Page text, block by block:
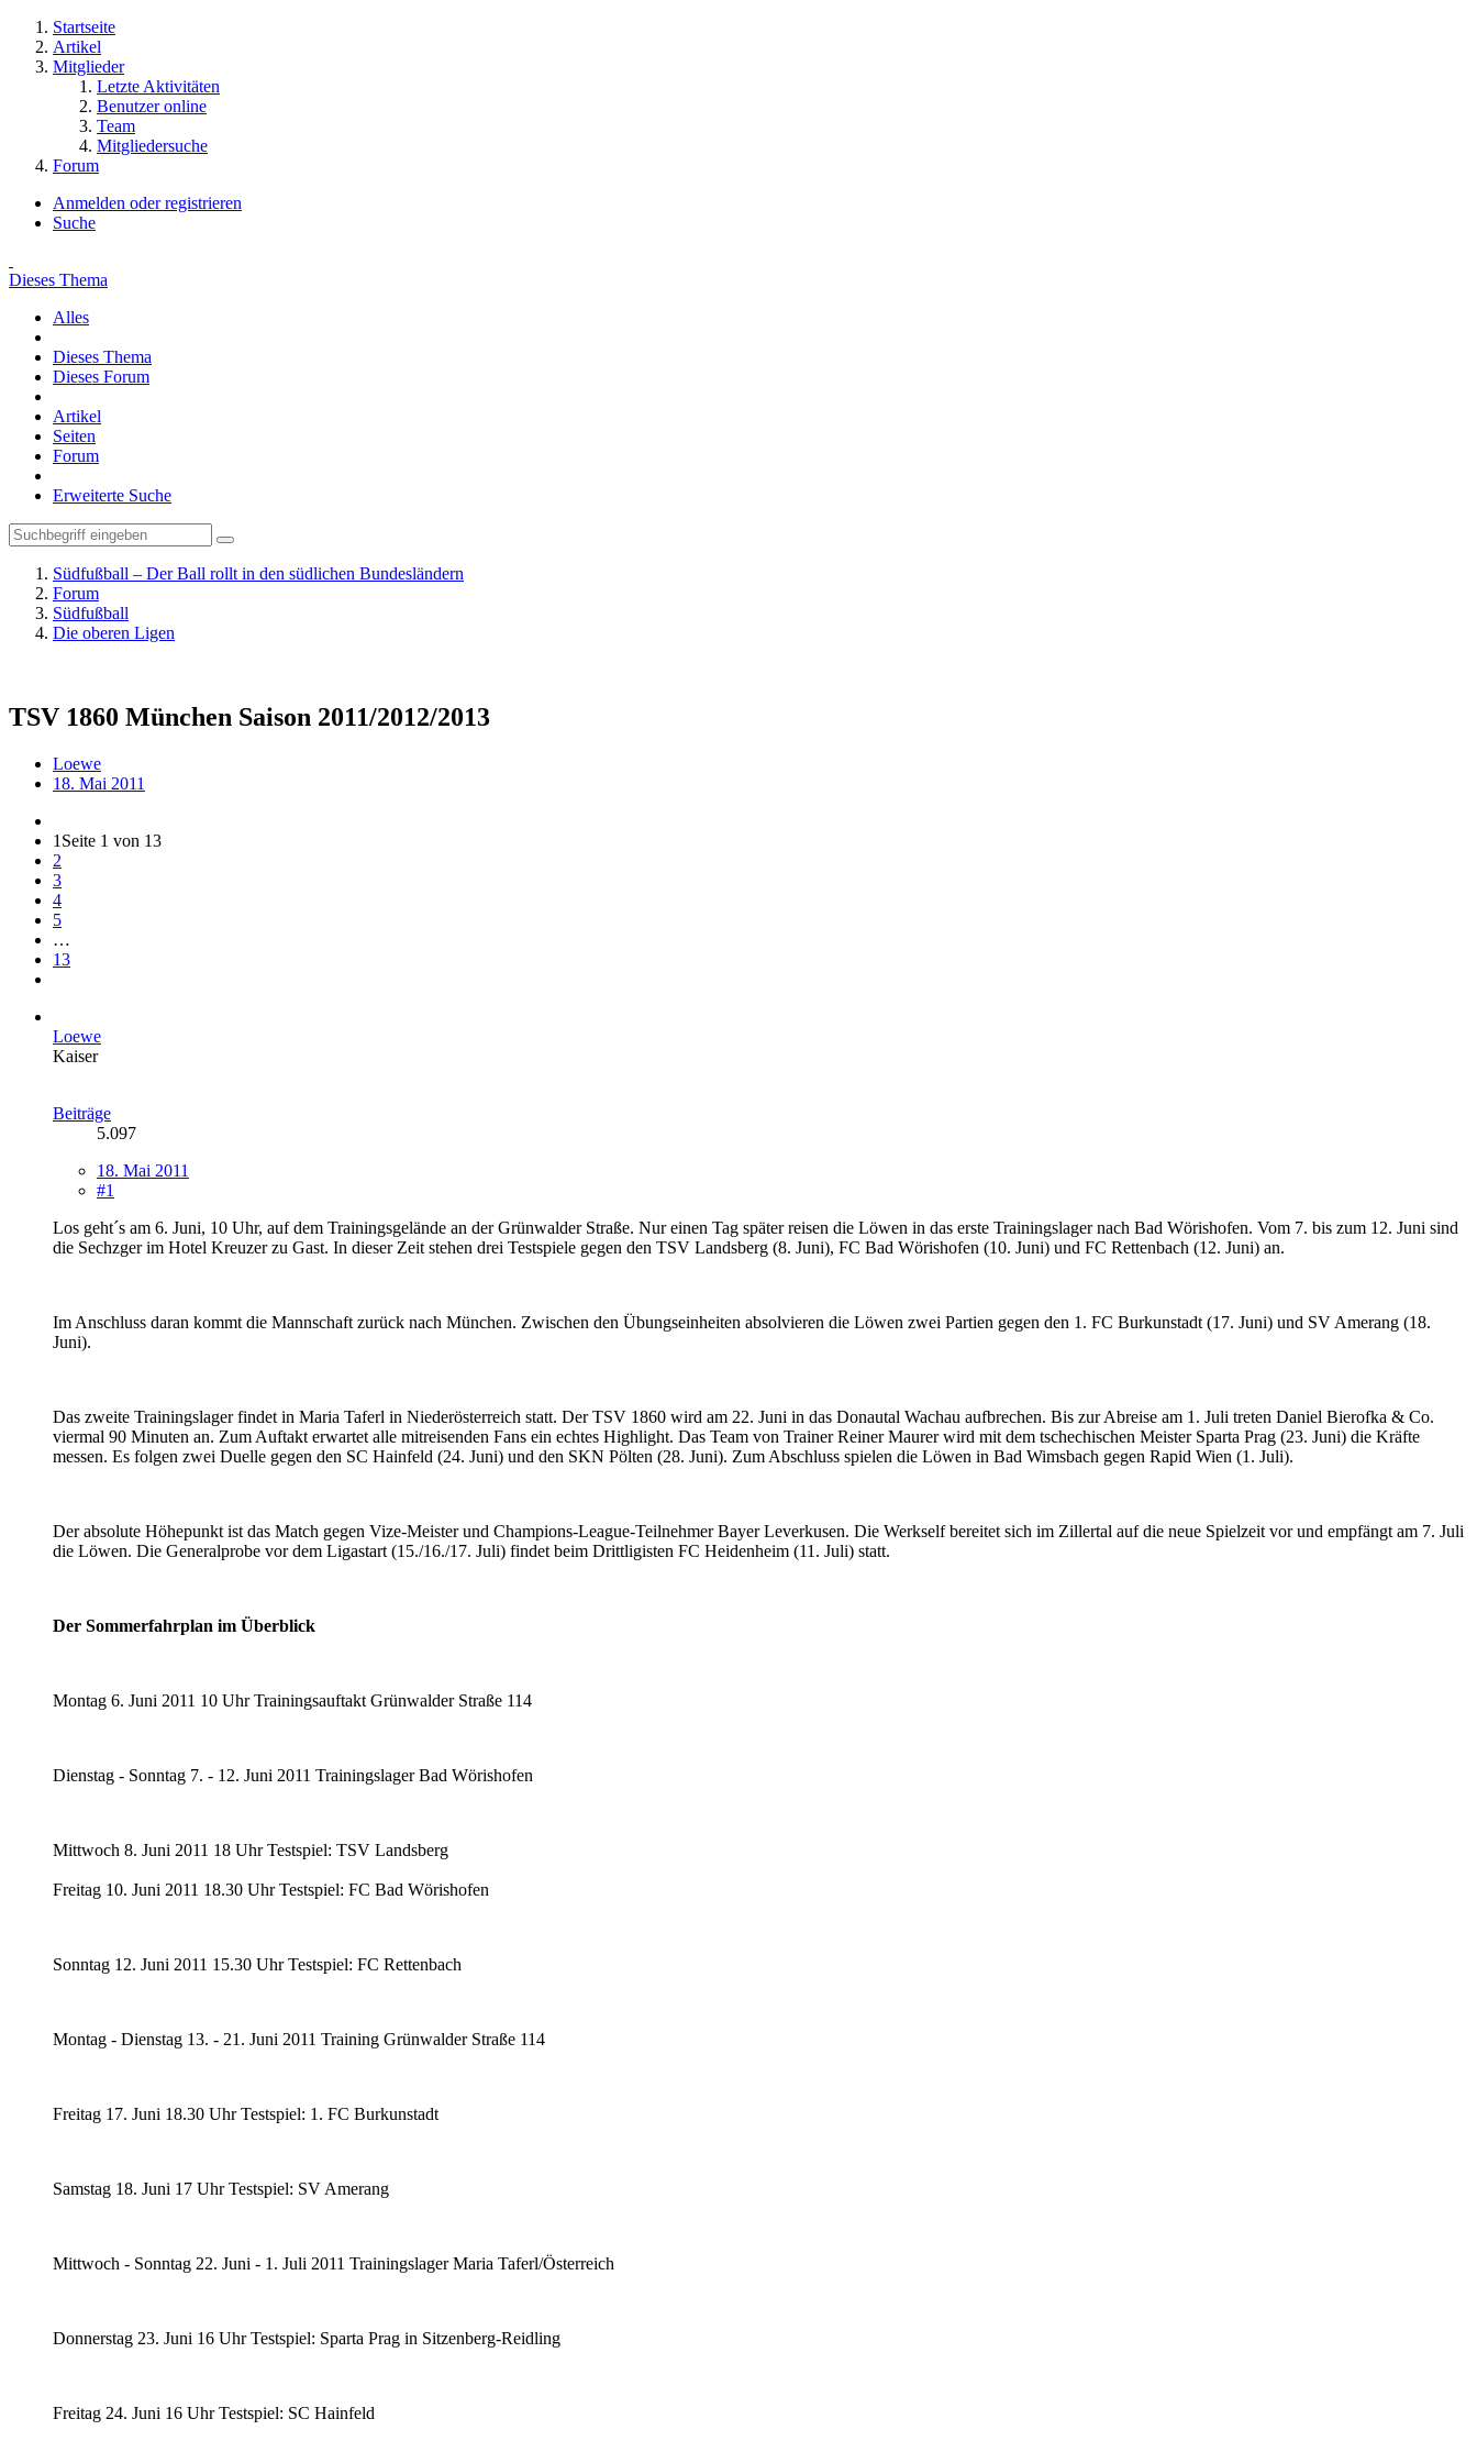
Startseite
Artikel
Mitglieder
Letzte Aktivitäten
Benutzer online
Team
Mitgliedersuche
Forum
Anmelden oder registrieren
Suche
Dieses Thema
Alles
Dieses Thema
Dieses Forum
Artikel
Seiten
Forum
Erweiterte Suche
Südfußball – Der Ball rollt in den südlichen Bundesländern
Forum
Südfußball
Die oberen Ligen
TSV 1860 München Saison 2011/2012/2013
Loewe
18. Mai 2011
1 Seite 1 von 13
2
3
4
5
…
13
Loewe
Kaiser
Beiträge
5.097
18. Mai 2011
#1
Los geht´s am 6. Juni, 10 Uhr, auf dem Trainingsgelände an der Grünwalder Straße. Nur einen Tag später reisen die Löwen in das erste Trainingslager nach Bad Wörishofen. Vom 7. bis zum 12. Juni sind
die Sechzger im Hotel Kreuzer zu Gast. In dieser Zeit stehen drei Testspiele gegen den TSV Landsberg (8. Juni), FC Bad Wörishofen (10. Juni) und FC Rettenbach (12. Juni) an.
Im Anschluss daran kommt die Mannschaft zurück nach München. Zwischen den Übungseinheiten absolvieren die Löwen zwei Partien gegen den 1. FC Burkunstadt (17. Juni) und SV Amerang (18.
Juni).
Das zweite Trainingslager findet in Maria Taferl in Niederösterreich statt. Der TSV 1860 wird am 22. Juni in das Donautal Wachau aufbrechen. Bis zur Abreise am 1. Juli treten Daniel Bierofka & Co.
viermal 90 Minuten an. Zum Auftakt erwartet alle mitreisenden Fans ein echtes Highlight. Das Team von Trainer Reiner Maurer wird mit dem tschechischen Meister Sparta Prag (23. Juni) die Kräfte
messen. Es folgen zwei Duelle gegen den SC Hainfeld (24. Juni) und den SKN Pölten (28. Juni). Zum Abschluss spielen die Löwen in Bad Wimsbach gegen Rapid Wien (1. Juli).
Der absolute Höhepunkt ist das Match gegen Vize-Meister und Champions-League-Teilnehmer Bayer Leverkusen. Die Werkself bereitet sich im Zillertal auf die neue Spielzeit vor und empfängt am 7. Juli
die Löwen. Die Generalprobe vor dem Ligastart (15./16./17. Juli) findet beim Drittligisten FC Heidenheim (11. Juli) statt.
Der Sommerfahrplan im Überblick
Montag 6. Juni 2011 10 Uhr Trainingsauftakt Grünwalder Straße 114
Dienstag - Sonntag 7. - 12. Juni 2011 Trainingslager Bad Wörishofen
Mittwoch 8. Juni 2011 18 Uhr Testspiel: TSV Landsberg
Freitag 10. Juni 2011 18.30 Uhr Testspiel: FC Bad Wörishofen
Sonntag 12. Juni 2011 15.30 Uhr Testspiel: FC Rettenbach
Montag - Dienstag 13. - 21. Juni 2011 Training Grünwalder Straße 114
Freitag 17. Juni 18.30 Uhr Testspiel: 1. FC Burkunstadt
Samstag 18. Juni 17 Uhr Testspiel: SV Amerang
Mittwoch - Sonntag 22. Juni - 1. Juli 2011 Trainingslager Maria Taferl/Österreich
Donnerstag 23. Juni 16 Uhr Testspiel: Sparta Prag in Sitzenberg-Reidling
Freitag 24. Juni 16 Uhr Testspiel: SC Hainfeld